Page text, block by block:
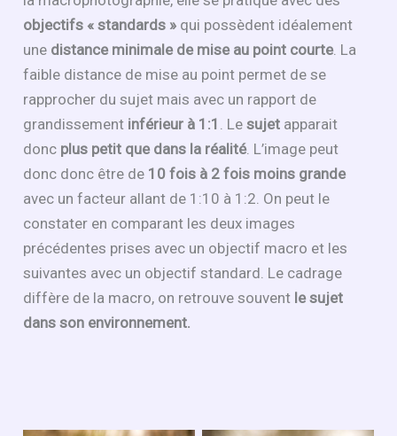
objectifs « standards » qui possèdent idéalement
une distance minimale de mise au point courte. La
faible distance de mise au point permet de se
rapprocher du sujet mais avec un rapport de
grandissement inférieur à 1:1 . Le sujet apparait
donc plus petit que dans la réalité. L’image peut
donc donc être de 10 fois à 2 fois moins grande
avec un facteur allant de 1:10 à 1:2. On peut le
constater en comparant les deux images
précédentes prises avec un objectif macro et les
suivantes avec un objectif standard. Le cadrage
diffère de la macro, on retrouve souvent le sujet
dans son environnement.